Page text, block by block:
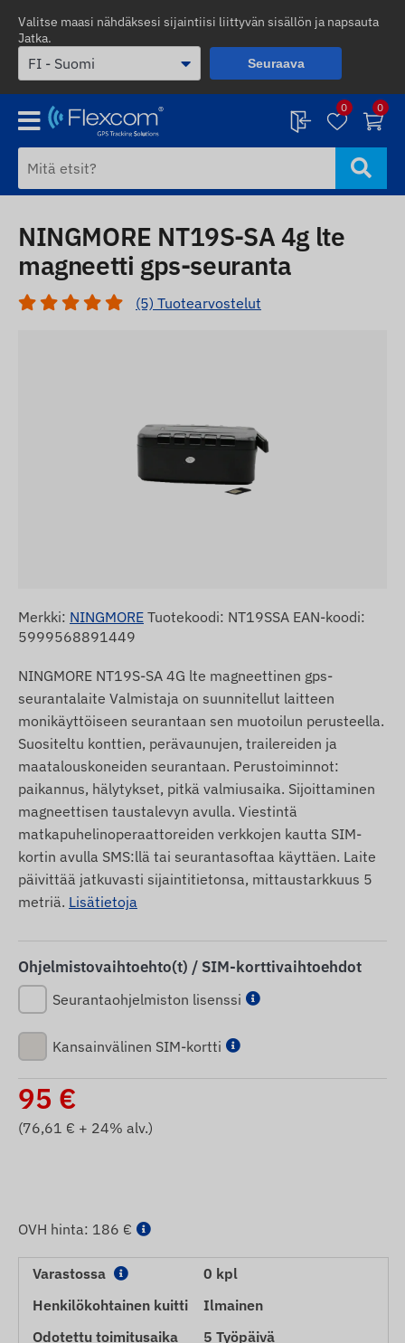
Valitse maasi nähdäksesi sijaintiisi liittyvän sisällön ja napsauta
Jatka.
Seuraava
0 0
NINGMORE NT19S-SA 4g lte
magneetti gps-seuranta
(5) Tuotearvostelut
Merkki: NINGMORE Tuotekoodi: NT19SSA EAN-koodi:
5999568891449
NINGMORE NT19S-SA 4G lte magneettinen gps-
seurantalaite Valmistaja on suunnitellut laitteen
monikäyttöiseen seurantaan sen muotoilun perusteella.
Suositeltu konttien, perävaunujen, trailereiden ja
maatalouskoneiden seurantaan. Perustoiminnot:
paikannus, hälytykset, pitkä valmiusaika. Sijoittaminen
magneettisen taustalevyn avulla. Viestintä
matkapuhelinoperaattoreiden verkkojen kautta SIM-
kortin avulla SMS:llä tai seurantasoftaa käyttäen. Laite
päivittää jatkuvasti sijaintitietonsa, mittaustarkkuus 5
metriä. Lisätietoja
Ohjelmistovaihtoehto(t) / SIM-korttivaihtoehdot
Seurantaohjelmiston lisenssi
Kansainvälinen SIM-kortti
95 €
(76,61 € + 24% alv.)
OVH hinta: 186 €
Varastossa
0 kpl
Henkilökohtainen kuitti
Ilmainen
Odotettu toimitusaika
5 Työpäivä